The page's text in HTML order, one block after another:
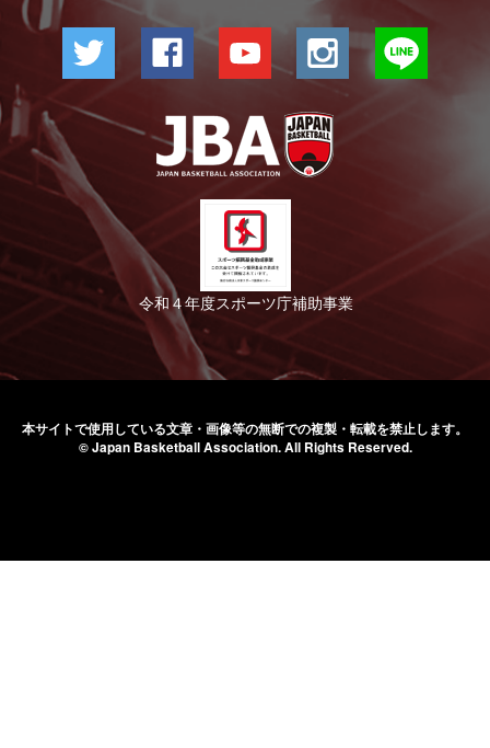
令和４年度スポーツ庁補助事業
本サイトで使用している文章・画像等の無断での複製・転載を禁止します。
© Japan Basketball Association.All Rights Reserved.